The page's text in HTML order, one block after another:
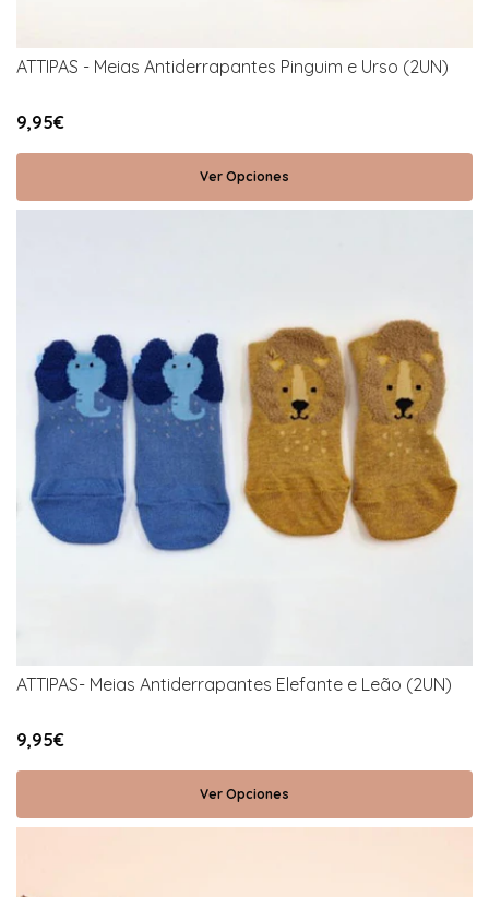
ATTIPAS - Meias Antiderrapantes Pinguim e Urso (2UN)
9,95€
Ver Opciones
ATTIPAS- Meias Antiderrapantes Elefante e Leão (2UN)
9,95€
Ver Opciones